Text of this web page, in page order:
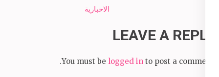
الاخبارية
LEAVE A REPLY
You must be logged in to post a comment.